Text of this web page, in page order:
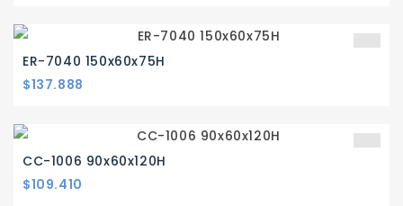
ER-7040 150x60x75H
Precio
$137.888
CC-1006 90x60x120H
Precio
$109.410